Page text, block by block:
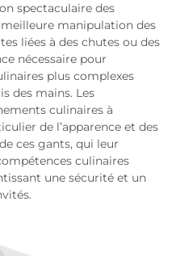
spectaculaire des
manipulation des
liées à des chutes ou des
nécessaire pour
plus complexes
des mains. Les
culinaires à
de l’apparence et des
ces gants, qui leur
culinaires
une sécurité et un